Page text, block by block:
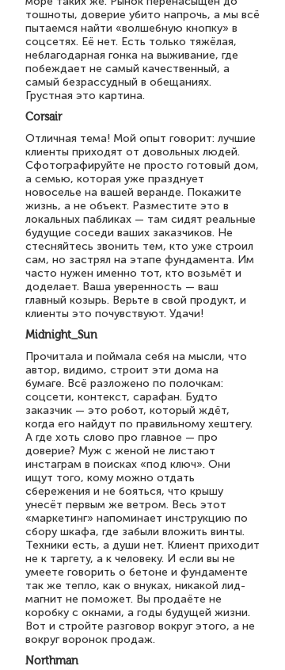
тошноты, доверие убито напрочь, а мы всё
пытаемся найти «волшебную кнопку» в
соцсетях. Её нет. Есть только тяжёлая,
неблагодарная гонка на выживание, где
побеждает не самый качественный, а
самый безрассудный в обещаниях.
Грустная это картина.
Corsair
Отличная тема! Мой опыт говорит: лучшие
клиенты приходят от довольных людей.
Сфотографируйте не просто готовый дом,
а семью, которая уже празднует
новоселье на вашей веранде. Покажите
жизнь, а не объект. Разместите это в
локальных пабликах — там сидят реальные
будущие соседи ваших заказчиков. Не
стесняйтесь звонить тем, кто уже строил
сам, но застрял на этапе фундамента. Им
часто нужен именно тот, кто возьмёт и
доделает. Ваша уверенность — ваш
главный козырь. Верьте в свой продукт, и
клиенты это почувствуют. Удачи!
Midnight_Sun
Прочитала и поймала себя на мысли, что
автор, видимо, строит эти дома на
бумаге. Всё разложено по полочкам:
соцсети, контекст, сарафан. Будто
заказчик — это робот, который ждёт,
когда его найдут по правильному хештегу.
А где хоть слово про главное — про
доверие? Муж с женой не листают
инстаграм в поисках «под ключ». Они
ищут того, кому можно отдать
сбережения и не бояться, что крышу
унесёт первым же ветром. Весь этот
«маркетинг» напоминает инструкцию по
сбору шкафа, где забыли вложить винты.
Техники есть, а души нет. Клиент приходит
не к таргету, а к человеку. И если вы не
умеете говорить о бетоне и фундаменте
так же тепло, как о внуках, никакой лид-
магнит не поможет. Вы продаёте не
коробку с окнами, а годы будущей жизни.
Вот и стройте разговор вокруг этого, а не
вокруг воронок продаж.
Northman